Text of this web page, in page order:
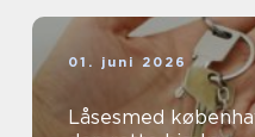
01. juni 2026
Låsesmed københavn sådan